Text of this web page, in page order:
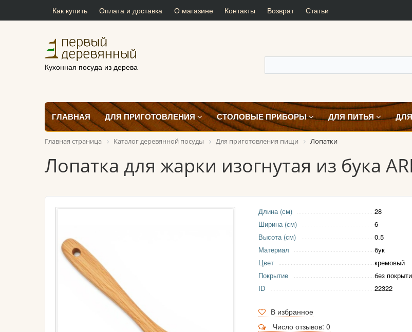
Как купить Оплата и доставка О магазине Контакты Возврат Статьи
Кухонная посуда из дерева
ГЛАВНАЯ ДЛЯ ПРИГОТОВЛЕНИЯ СТОЛОВЫЕ ПРИБОРЫ ДЛЯ ПИТЬЯ
Главная страница Каталог деревянной посуды Для приготовления пищи Лопатки
Лопатка для жарки изогнутая из бука
Длина (см)
28
Ширина (см)
6
Высота (см)
0.5
Материал
бук
Цвет
кремовый
Покрытие
без
ID
22322
В избранное
Число отзывов: 0